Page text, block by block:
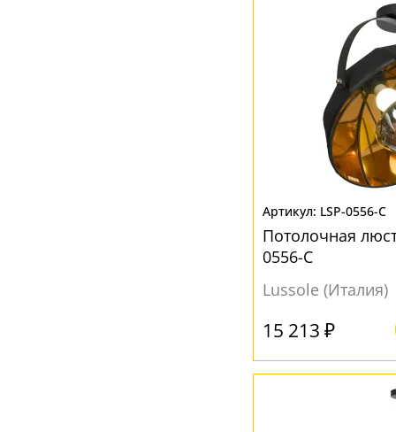
LSP-0556-C
Потолочная
0556-C
Lussole (Италия)
15 213 ₽